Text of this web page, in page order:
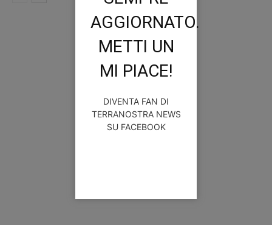
AGGIORNATO.
METTI UN
MI PIACE!
DIVENTA FAN DI
TERRANOSTRA NEWS
SU FACEBOOK